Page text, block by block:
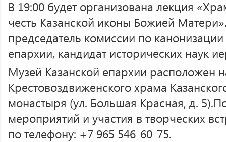
В 19:00 будет организована лекция
честь Казанской иконы Божией
председатель комиссии по
епархии, кандидат исторических наук
Музей Казанской епархии расположен
Крестовоздвиженского храма
монастыря (ул. Большая Красная, д.
мероприятий и участия в творческих
по телефону: +7 965 546-60-75.